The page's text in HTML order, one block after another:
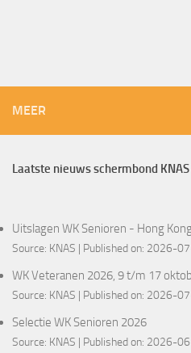
MEER
Laatste nieuws schermbond KNAS
Uitslagen WK Senioren - Hong
Source: KNAS Published on: 2026-
WK Veteranen 2026, 9 t/m 17
Source: KNAS Published on: 2026-
Selectie WK Senioren 2026
Source: KNAS Published on: 2026-